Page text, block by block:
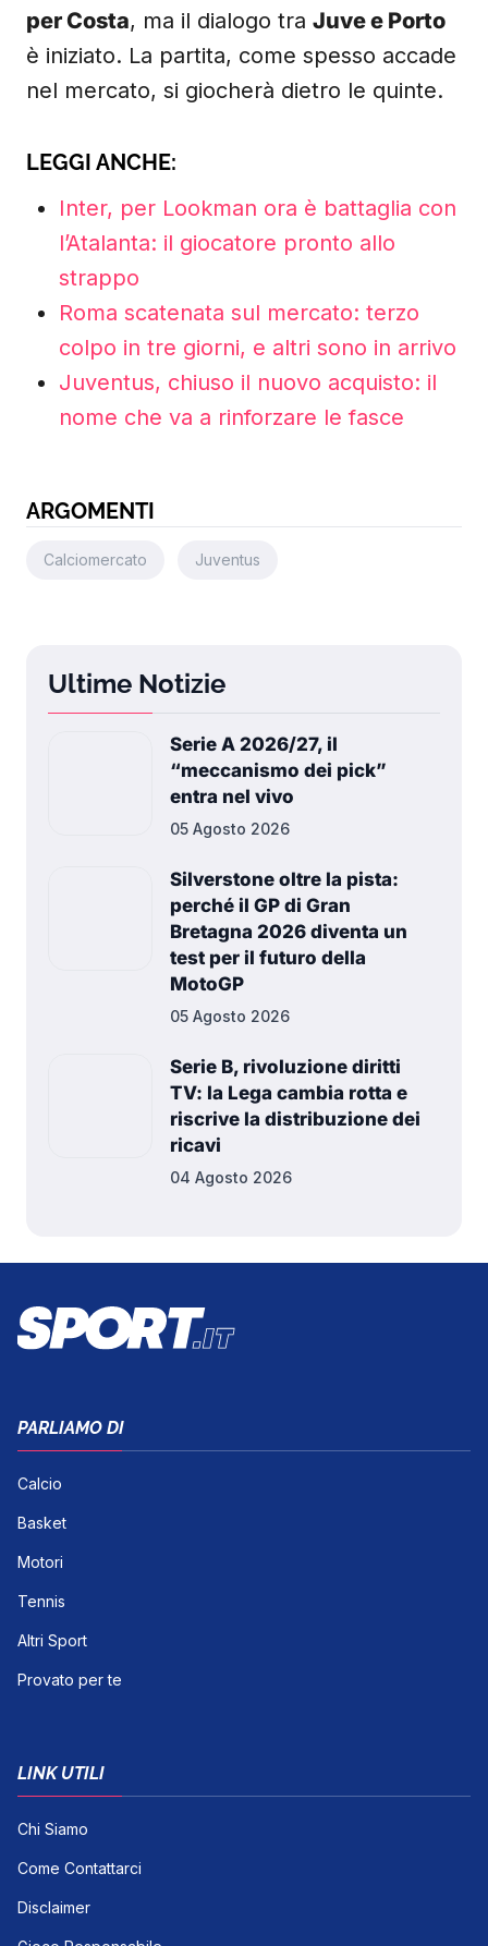
per Costa, ma il dialogo tra Juve e Porto
è iniziato. La partita, come spesso accade
nel mercato, si giocherà dietro le quinte.
LEGGI ANCHE:
Inter, per Lookman ora è battaglia con
l’Atalanta: il giocatore pronto allo
strappo
Roma scatenata sul mercato: terzo
colpo in tre giorni, e altri sono in arrivo
Juventus, chiuso il nuovo acquisto: il
nome che va a rinforzare le fasce
ARGOMENTI
Calciomercato Juventus
Ultime Notizie
Serie A 2026/27, il
“meccanismo dei pick”
entra nel vivo
05 Agosto 2026
Silverstone oltre la pista:
perché il GP di Gran
Bretagna 2026 diventa un
test per il futuro della
MotoGP
05 Agosto 2026
Serie B, rivoluzione diritti
TV: la Lega cambia rotta e
riscrive la distribuzione dei
ricavi
04 Agosto 2026
PARLIAMO DI
Calcio
Basket
Motori
Tennis
Altri Sport
Provato per te
LINK UTILI
Chi Siamo
Come Contattarci
Disclaimer